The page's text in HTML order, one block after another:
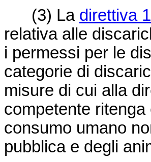
(3) La direttiva
relativa alle
i permessi per le
categorie di
misure di cui alla
competente
consumo umano
pubblica e degli